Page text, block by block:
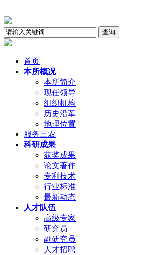
首页
本所概况
本所简介
现任领导
组织机构
历史沿革
地理位置
服务三农
科研成果
获奖成果
论文著作
专利技术
行业标准
最新动态
人才队伍
高级专家
研究员
副研究员
人才招聘